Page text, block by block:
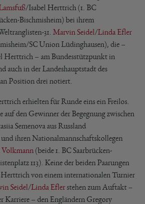
/Isabel Herttrich (1. BC
Bischmisheim) bei ihrem
31. Marvin Seidel/Linda Efler
SC Union Lüdinghausen), die –
Herttrich – am Bundesstützpunkt in
auch in der Landeshauptstadt des
Position drei notiert.
erhielten für Runde eins ein Freilos.
den Gewinner der Begegnung zwischen
Semenova aus Russland
ihren Nationalmannschaftskollegen
Volkmann (beide 1. BC Saarbrücken-
113). Keine der beiden Paarungen
Herttrich von einem internationalen Turnier
Seidel/Linda Eflerstehen zum Auftakt –
Karriere – den Engländern Gregory